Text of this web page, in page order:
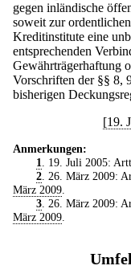
gegen inländische
soweit zur
Kreditinstitute eine
entsprechenden
Gewährträgerhaftung
Vorschriften der §§ 8,
bisherigen
[19.
Anmerkungen:
1
. 19. Juli 2005:
2. 26. März 2009:
März 2009
3. 26. März 2009:
März 2009